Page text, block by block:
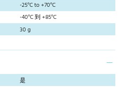
-25°C to +70°C
-40°C 到 +85°C
30 g
是